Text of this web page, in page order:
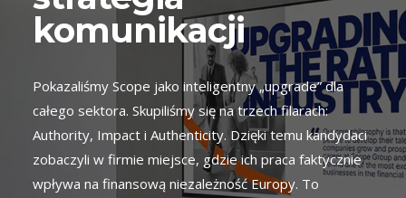
komunikacji
Pokazaliśmy Scope jako inteligentny „upgrade” dla
całego sektora. Skupiliśmy się na trzech filarach:
Authority, Impact i Authenticity. Dzięki temu kandydaci
zobaczyli w firmie miejsce, gdzie ich praca faktycznie
wpływa na finansową niezależność Europy. To